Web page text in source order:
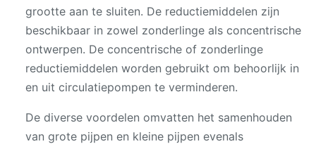
grootte aan te sluiten. De reductiemiddelen zijn
beschikbaar in zowel zonderlinge als concentrische
ontwerpen. De concentrische of zonderlinge
reductiemiddelen worden gebruikt om behoorlijk in
en uit circulatiepompen te verminderen.
De diverse voordelen omvatten het samenhouden
van grote pijpen en kleine pijpen evenals